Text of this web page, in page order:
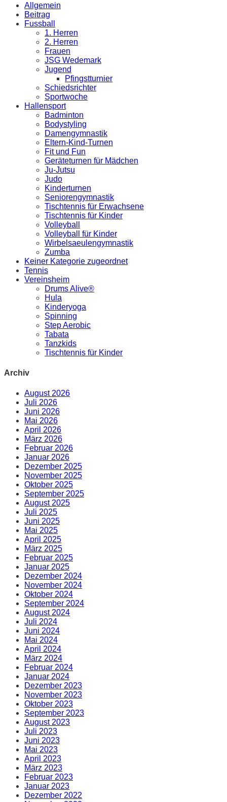
Allgemein
Beitrag
Fussball
1. Herren
2. Herren
Frauen
JSG Wedemark
Jugend
Pfingstturnier
Schiedsrichter
Sportwoche
Hallensport
Badminton
Bodystyling
Damengymnastik
Eltern-Kind-Turnen
Fit und Fun
Geräteturnen für Mädchen
Ju-Jutsu
Judo
Kinderturnen
Seniorengymnastik
Tischtennis für Erwachsene
Tischtennis für Kinder
Volleyball
Volleyball für Kinder
Wirbelsaeulengymnastik
Zumba
Keiner Kategorie zugeordnet
Tennis
Vereinsheim
Drums Alive®
Hula
Kinderyoga
Spinning
Step Aerobic
Tabata
Tanzkids
Tischtennis für Kinder
Archiv
August 2026
Juli 2026
Juni 2026
Mai 2026
April 2026
März 2026
Februar 2026
Januar 2026
Dezember 2025
November 2025
Oktober 2025
September 2025
August 2025
Juli 2025
Juni 2025
Mai 2025
April 2025
März 2025
Februar 2025
Januar 2025
Dezember 2024
November 2024
Oktober 2024
September 2024
August 2024
Juli 2024
Juni 2024
Mai 2024
April 2024
März 2024
Februar 2024
Januar 2024
Dezember 2023
November 2023
Oktober 2023
September 2023
August 2023
Juli 2023
Juni 2023
Mai 2023
April 2023
März 2023
Februar 2023
Januar 2023
Dezember 2022